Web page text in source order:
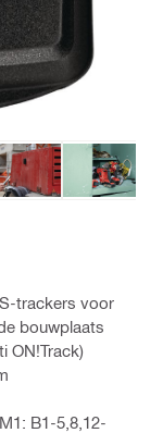
trackers voor
bouwplaats
ON!Track)
B1-5,8,12-